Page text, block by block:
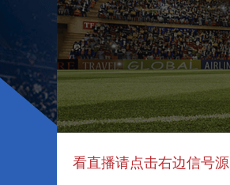
看直播请点击右边信号源